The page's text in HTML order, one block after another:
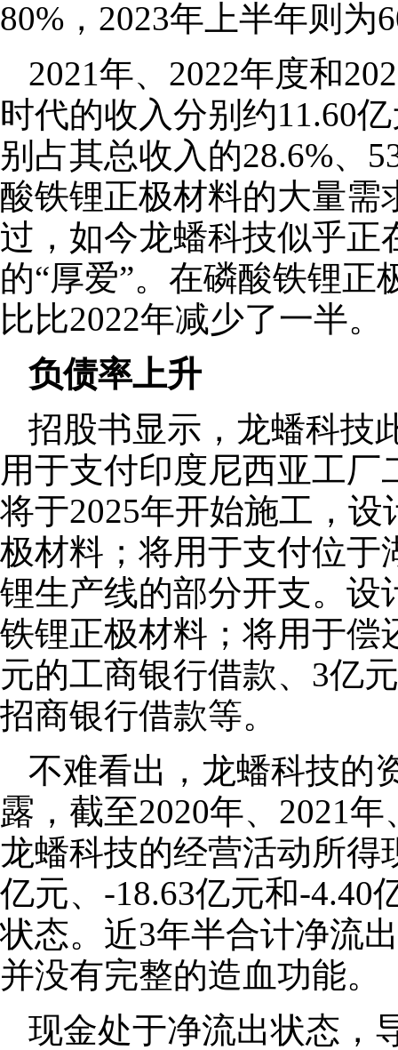
80%，2023年上半年则为
2021年、2022年度和
时代的收入分别约11.60
别占其总收入的28.6%、
酸铁锂正极材料的大量需
过，如今龙蟠科技似乎正
的“厚爱”。在磷酸铁锂
比比2022年减少了一半。
负债率上升
招股书显示，龙蟠科技
用于支付印度尼西亚工
将于2025年开始施工，
极材料；将用于支付位于
锂生产线的部分开支。设
铁锂正极材料；将用于偿
元的工商银行借款、3亿
招商银行借款等。
不难看出，龙蟠科技的
露，截至2020年、2021
龙蟠科技的经营活动所得
亿元、-18.63亿元和-4.40
状态。近3年半合计净流
并没有完整的造血功能。
现金处于净流出状态，